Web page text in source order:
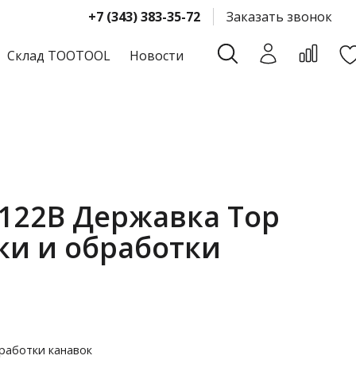
+7 (343) 383-35-72 Заказать звонок
Склад TOOTOOL Новости
122B Державка Top
и обработки
канавок